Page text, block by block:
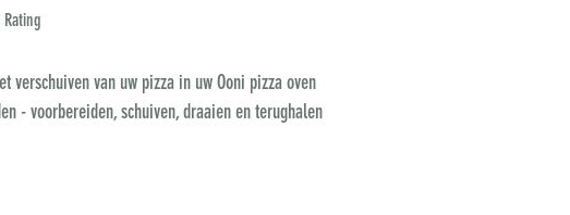
Rating
verschuiven van uw pizza in uw Ooni pizza oven
- voorbereiden, schuiven, draaien en terughalen